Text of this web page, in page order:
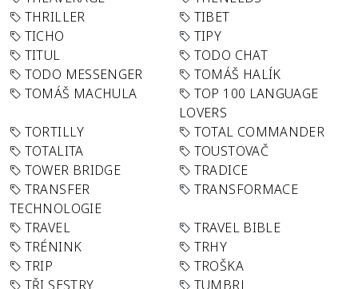
THRILLER
TIBET
TICHO
TIPY
TITUL
TODO CHAT
TODO MESSENGER
TOMÁŠ HALÍK
TOMÁŠ MACHULA
TOP 100 LANGUAGE
LOVERS
TORTILLY
TOTAL COMMANDER
TOTALITA
TOUSTOVAČ
TOWER BRIDGE
TRADICE
TRANSFER
TECHNOLOGIE
TRANSFORMACE
TRAVEL
TRAVEL BIBLE
TRÉNINK
TRHY
TRIP
TROŠKA
TŘI SESTRY
TUMBRL